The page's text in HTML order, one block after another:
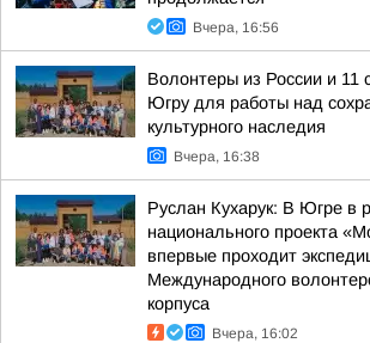
Вчера, 16:56
Волонтеры из России и 11
Югру для работы над
культурного наследия
Вчера, 16:38
Руслан Кухарук: В Югре в
национального проекта
впервые проходит
Международного
корпуса
Вчера, 16:02